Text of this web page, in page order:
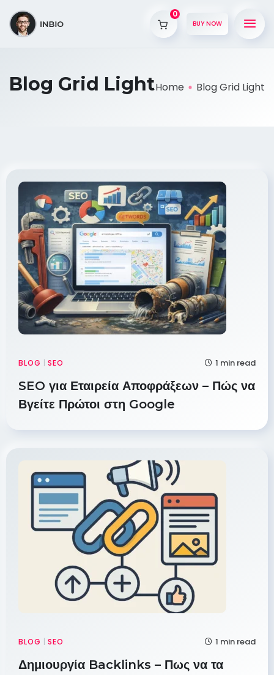
0
BUY NOW
Blog Grid LightHome Blog Grid Light
BLOG | SEO 1 min read
SEO για Εταιρεία Αποφράξεων – Πώς να
Βγείτε Πρώτοι στη Google
BLOG | SEO 1 min read
Δημιουργία Backlinks – Πως να τα